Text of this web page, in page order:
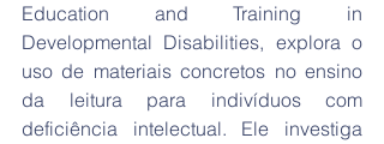
Education and Training in
Developmental Disabilities, explora o
uso de materiais concretos no ensino
da leitura para indivíduos com
deficiência intelectual. Ele investiga